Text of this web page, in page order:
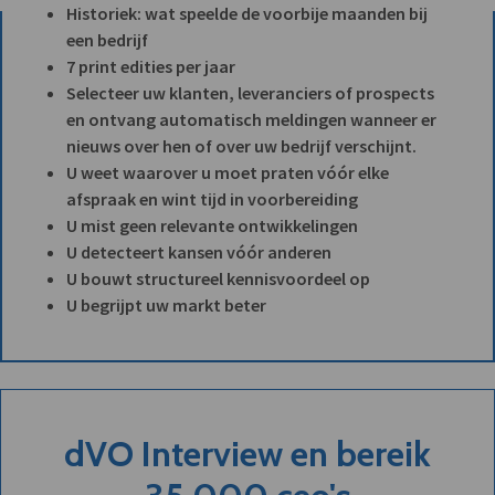
Historiek: wat speelde de voorbije maanden bij
een bedrijf
7 print edities per jaar
Selecteer uw klanten, leveranciers of prospects
en ontvang automatisch meldingen wanneer er
nieuws over hen of over uw bedrijf verschijnt.
U weet waarover u moet praten vóór elke
afspraak en wint tijd in voorbereiding
U mist geen relevante ontwikkelingen
U detecteert kansen vóór anderen
U bouwt structureel kennisvoordeel op
U begrijpt uw markt beter
dVO Interview en bereik